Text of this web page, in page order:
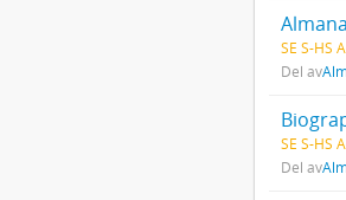
SE S-HS
Del av
SE S-HS
Del av